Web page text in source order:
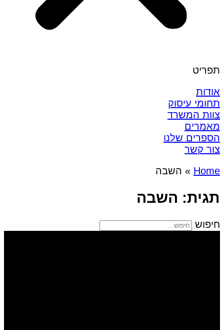
תפריט
אודות
תחומי עיסוק
צוות המשרד
מאמרים
הספרים שלנו
צור קשר
Home
» השבה
תגית: השבה
חיפוש